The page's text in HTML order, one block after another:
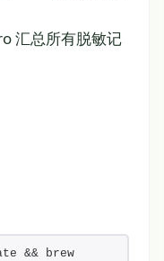
汇总所有脱敏记
&& brew